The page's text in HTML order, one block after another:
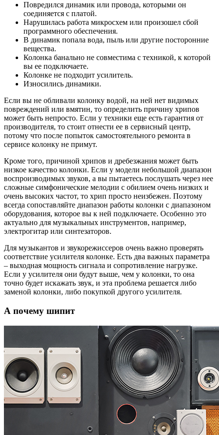
Повредился динамик или провода, которыми он
соединяется с платой.
Нарушилась работа микросхем или произошел сбой
программного обеспечения.
В динамик попала вода, пыль или другие посторонние
вещества.
Колонка банально не совместима с техникой, к которой
вы ее подключаете.
Колонке не подходит усилитель.
Износились динамики.
Если вы не обливали колонку водой, на ней нет видимых
повреждений или вмятин, то определить причину хрипов
может быть непросто. Если у техники еще есть гарантия от
производителя, то стоит отнести ее в сервисный центр,
потому что после попыток самостоятельного ремонта в
сервисе колонку не примут.
Кроме того, причиной хрипов и дребезжания может быть
низкое качество колонки. Если у модели небольшой диапазон
воспроизводимых звуков, а вы пытаетесь послушать через нее
сложные симфонические мелодии с обилием очень низких и
очень высоких частот, то хрип просто неизбежен. Поэтому
всегда сопоставляйте диапазон работы колонки с диапазоном
оборудования, которое вы к ней подключаете. Особенно это
актуально для музыкальных инструментов, например,
электрогитар или синтезаторов.
Для музыкантов и звукорежиссеров очень важно проверять
соответствие усилителя колонке. Есть два важных параметра
– выходная мощность сигнала и сопротивление нагрузке.
Если у усилителя они будут выше, чем у колонки, то она
точно будет искажать звук, и эта проблема решается либо
заменой колонки, либо покупкой другого усилителя.
А почему шипит